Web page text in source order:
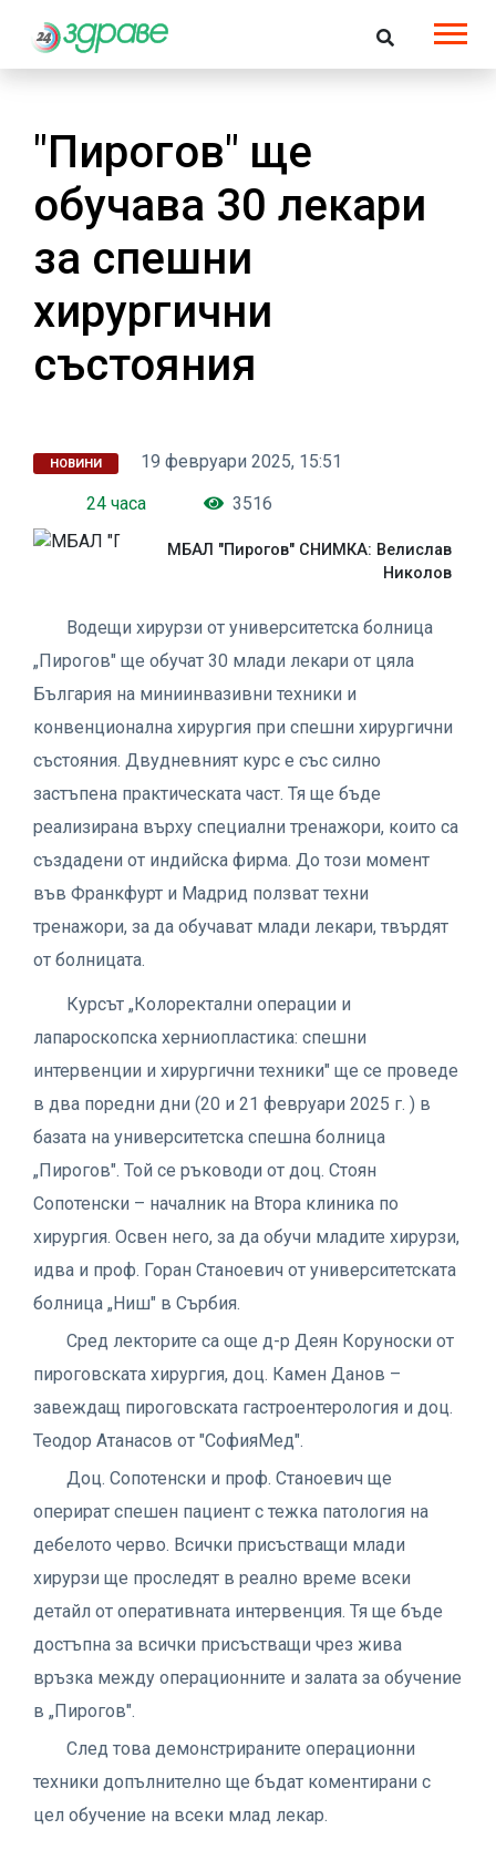
"Пирогов" ще
обучава 30 лекари
за спешни
хирургични
състояния
НОВИНИ
19 февруари 2025, 15:51
24 часа
3516
МБАЛ "Пирогов" СНИМКА: Велислав
Николов
Водещи хирурзи от университетска болница
„Пирогов" ще обучат 30 млади лекари от цяла
България на миниинвазивни техники и
конвенционална хирургия при спешни хирургични
състояния. Двудневният курс е със силно
застъпена практическата част. Тя ще бъде
реализирана върху специални тренажори, които са
създадени от индийска фирма. До този момент
във Франкфурт и Мадрид ползват техни
тренажори, за да обучават млади лекари, твърдят
от болницата.
Курсът „Колоректални операции и
лапароскопска херниопластика: спешни
интервенции и хирургични техники" ще се проведе
в два поредни дни (20 и 21 февруари 2025 г. ) в
базата на университетска спешна болница
„Пирогов". Той се ръководи от доц. Стоян
Сопотенски – началник на Втора клиника по
хирургия. Освен него, за да обучи младите хирурзи,
идва и проф. Горан Станоевич от университетската
болница „Ниш" в Сърбия.
Сред лекторите са още д-р Деян Коруноски от
пироговската хирургия, доц. Камен Данов –
завеждащ пироговската гастроентерология и доц.
Теодор Атанасов от "СофияМед".
Доц. Сопотенски и проф. Станоевич ще
оперират спешен пациент с тежка патология на
дебелото черво. Всички присъстващи млади
хирурзи ще проследят в реално време всеки
детайл от оперативната интервенция. Тя ще бъде
достъпна за всички присъстващи чрез жива
връзка между операционните и залата за обучение
в „Пирогов".
След това демонстрираните операционни
техники допълнително ще бъдат коментирани с
цел обучение на всеки млад лекар.